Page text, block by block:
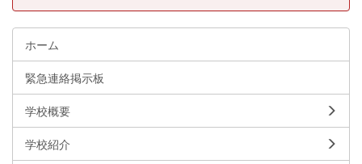
ホーム
緊急連絡掲示板
学校概要
学校紹介